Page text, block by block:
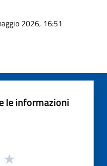
2026, 16:51
le informazioni